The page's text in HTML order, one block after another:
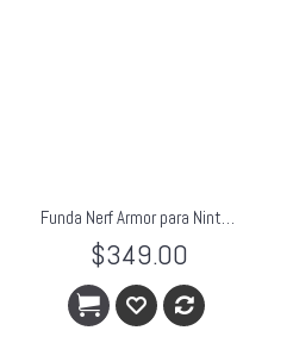
Funda Nerf Armor para Nintendo 3DS DSi DS Lite Amarillo
$349.00